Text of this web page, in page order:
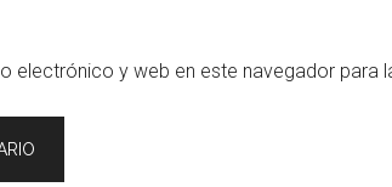
electrónico y web en este navegador para